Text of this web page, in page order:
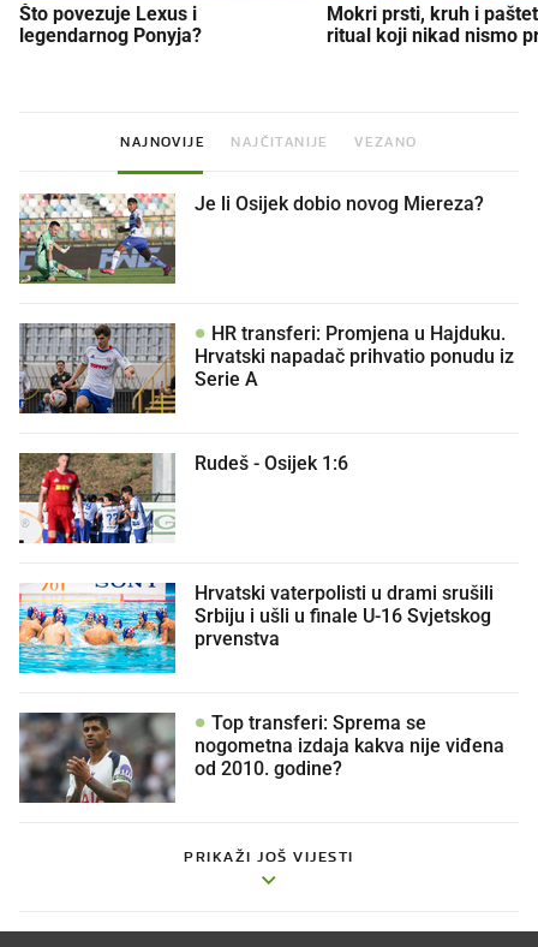
Što povezuje Lexus i
legendarnog Ponyja?
Mokri prsti, kruh i
ritual koji nikad nismo
NAJNOVIJE NAJČITANIJE VEZANO
Je li Osijek dobio novog Miereza?
HR transferi: Promjena u Hajduku.
Hrvatski napadač prihvatio ponudu iz
Serie A
Rudeš - Osijek 1:6
Hrvatski vaterpolisti u drami srušili
Srbiju i ušli u finale U-16 Svjetskog
prvenstva
Top transferi: Sprema se
nogometna izdaja kakva nije viđena
od 2010. godine?
PRIKAŽI JOŠ VIJESTI